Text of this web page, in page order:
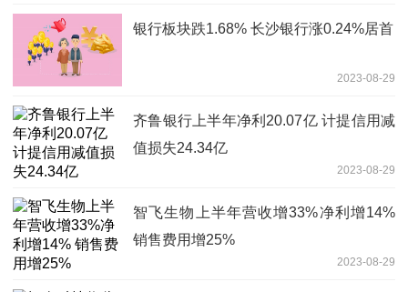
银行板块跌1.68% 长沙银行涨0.24%居首
2023-08-29
齐鲁银行上半年净利20.07亿 计提信用减
值损失24.34亿
2023-08-29
智飞生物上半年营收增33%净利增14%
销售费用增25%
2023-08-29